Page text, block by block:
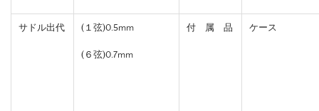
サドル出代 (１弦)0.5mm
(６弦)0.7mm
付 属 品 ケース